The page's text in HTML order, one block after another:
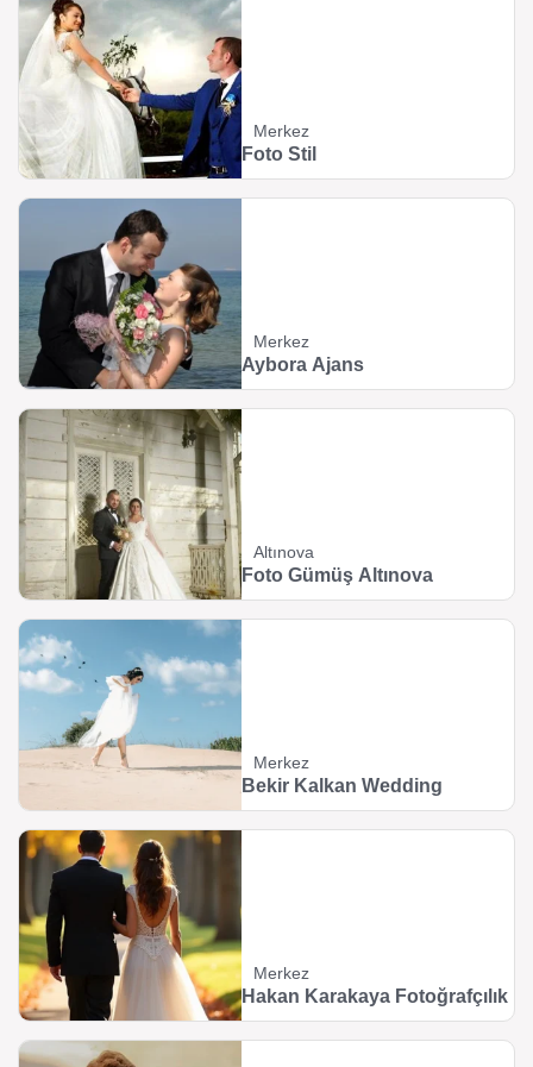
Merkez
Foto Stil
Merkez
Aybora Ajans
Altınova
Foto Gümüş Altınova
Merkez
Bekir Kalkan Wedding
Merkez
Hakan Karakaya Fotoğrafçılık